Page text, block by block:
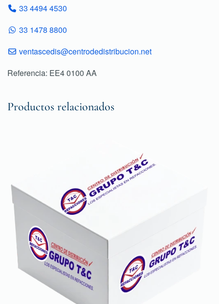
33 4494 4530
33 1478 8800
ventascedis@centrodedistribucion.net
Referencia: EE4 0100 AA
Productos relacionados